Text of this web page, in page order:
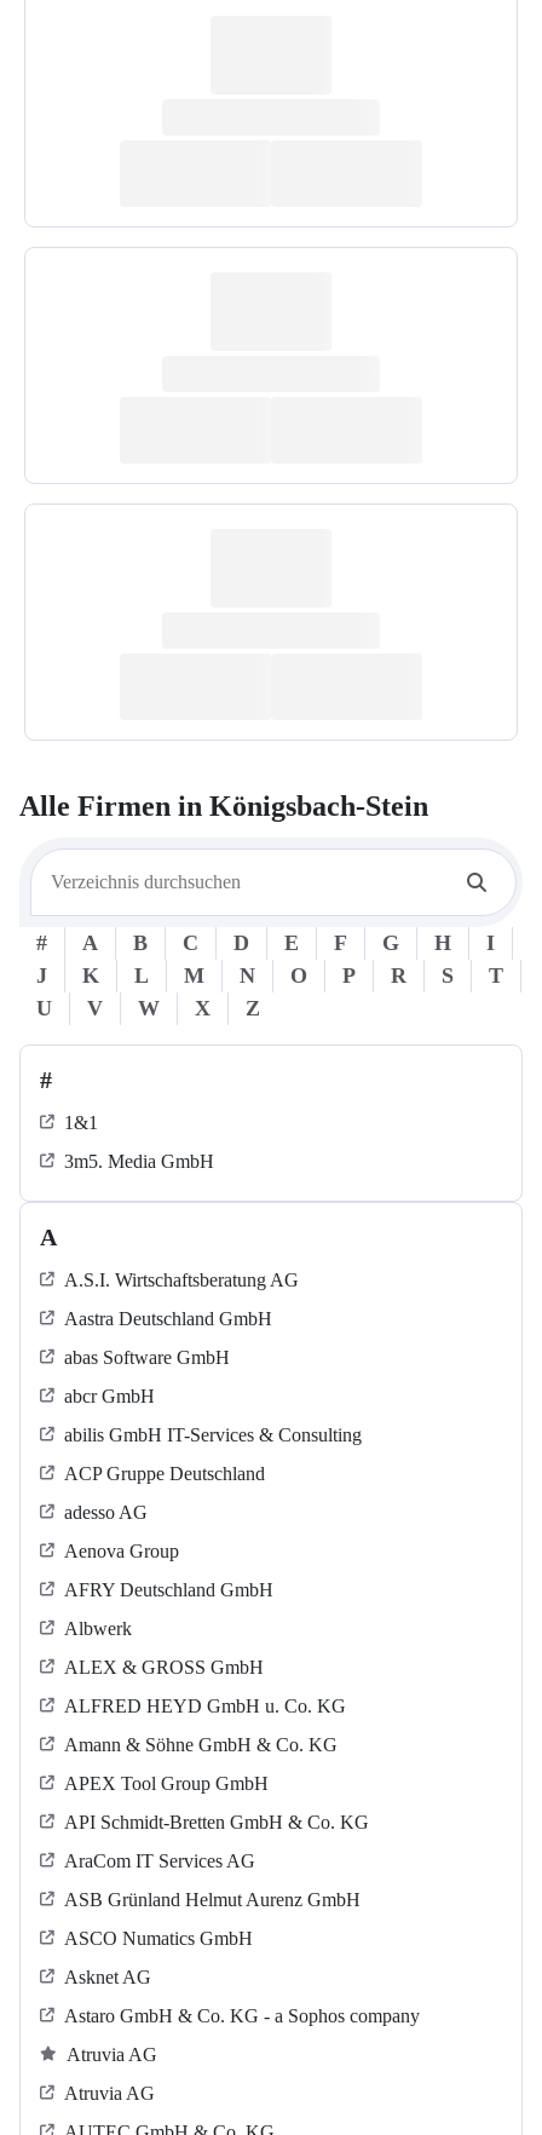
Alle Firmen in Königsbach-Stein
# A B C D E F G H
I
J
K L M N O P R S
T
U
V W X Z
#
1&1
3m5. Media GmbH
A
A.S.I. Wirtschaftsberatung AG
Aastra Deutschland GmbH
abas Software GmbH
abcr GmbH
abilis GmbH IT-Services & Consulting
ACP Gruppe Deutschland
adesso AG
Aenova Group
AFRY Deutschland GmbH
Albwerk
ALEX & GROSS GmbH
ALFRED HEYD GmbH u. Co. KG
Amann & Söhne GmbH & Co. KG
APEX Tool Group GmbH
API Schmidt-Bretten GmbH & Co. KG
AraCom IT Services AG
ASB Grün­land Helmut Au­renz GmbH
ASCO Numatics GmbH
Asknet AG
Astaro GmbH & Co. KG - a Sophos company
Atruvia AG
Atruvia AG